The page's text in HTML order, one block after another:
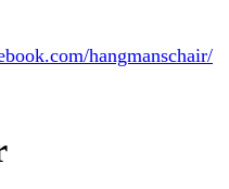
hangmanschair/